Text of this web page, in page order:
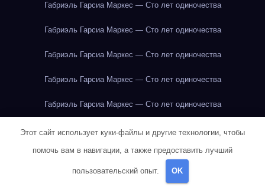
Габриэль Гарсиа Маркес — Сто лет одиночества
Габриэль Гарсиа Маркес — Сто лет одиночества
Габриэль Гарсиа Маркес — Сто лет одиночества
Габриэль Гарсиа Маркес — Сто лет одиночества
Габриэль Гарсиа Маркес — Сто лет одиночества
Габриэль Гарсиа Маркес — Сто лет одиночества
Габриэль Гарсиа Маркес — Сто лет одиночества
Этот сайт использует куки-файлы и другие технологии, чтобы
помочь вам в навигации, а также предоставить лучший
пользовательский опыт. OK